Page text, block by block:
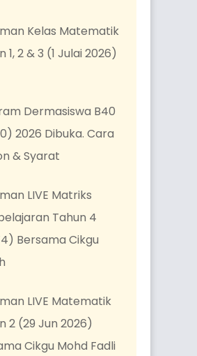
Kelas Matematik
1, 2 & 3 (1 Julai 2026)
Dermasiswa B40
2026 Dibuka. Cara
& Syarat
LIVE Matriks
Tahun 4
Bersama Cikgu
LIVE Matematik
2 (29 Jun 2026)
Cikgu Mohd Fadli